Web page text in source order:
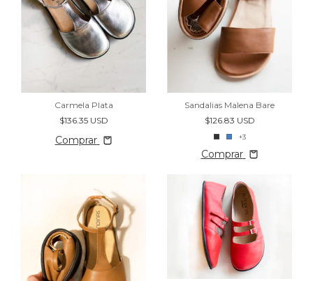
Carmela Plata
$136.35 USD
Comprar
Sandalias Malena Bare
$126.83 USD
+3
Comprar